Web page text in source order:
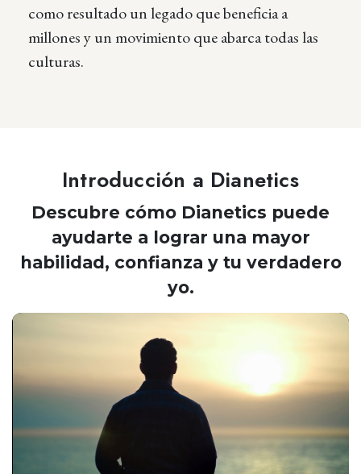
como resultado un legado que beneficia a
millones y un movimiento que abarca todas las
culturas.
Introducción a Dianetics
Descubre cómo Dianetics puede
ayudarte a lograr una mayor
habilidad, confianza y tu verdadero
yo.